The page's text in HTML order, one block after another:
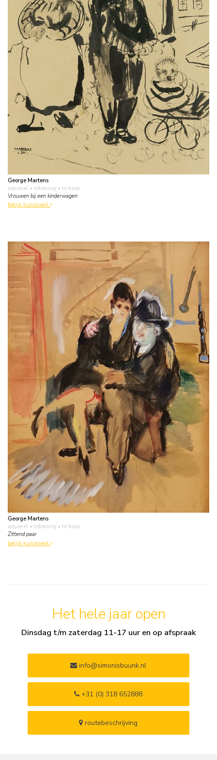
George Martens
aquarel • tekening • te koop
Vrouwen bij een kinderwagen
bekijk kunstwerk
George Martens
aquarel • tekening • te koop
Zittend paar
bekijk kunstwerk
Het hele jaar open
Dinsdag t/m zaterdag 11-17 uur en op afspraak
info@simonisbuunk.nl
+31 (0) 318 652888
routebeschrijving